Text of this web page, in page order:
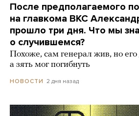
После предполагаемого
на главкома ВКС
прошло три дня. Что мы
о случившемся?
Похоже, сам генерал жив, но его
а зять мог погибнуть
НОВОСТИ 2 дня назад